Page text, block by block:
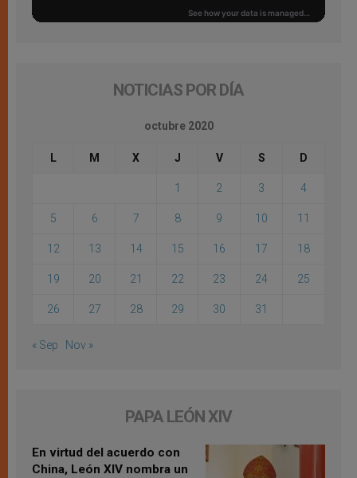
NOTICIAS POR DÍA
octubre 2020
L M X J V S D
1 2 3 4
5 6 7 8 9 10 11
12 13 14 15 16 17 18
19 20 21 22 23 24 25
26 27 28 29 30 31
« Sep Nov »
PAPA LEÓN XIV
En virtud del acuerdo con
China, León XIV nombra un